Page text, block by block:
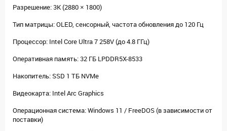
Разрешение: 3K (2880 × 1800)
Тип матрицы: OLED, сенсорный, частота обновления до 120 Гц
Процессор: Intel Core Ultra 7 258V (до 4.8 ГГц)
Оперативная память: 32 ГБ LPDDR5X-8533
Накопитель: SSD 1 ТБ NVMe
Видеокарта: Intel Arc Graphics
Операционная система: Windows 11 / FreeDOS (в зависимости от
поставки)